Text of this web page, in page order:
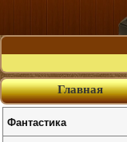
Главная
Фантастика